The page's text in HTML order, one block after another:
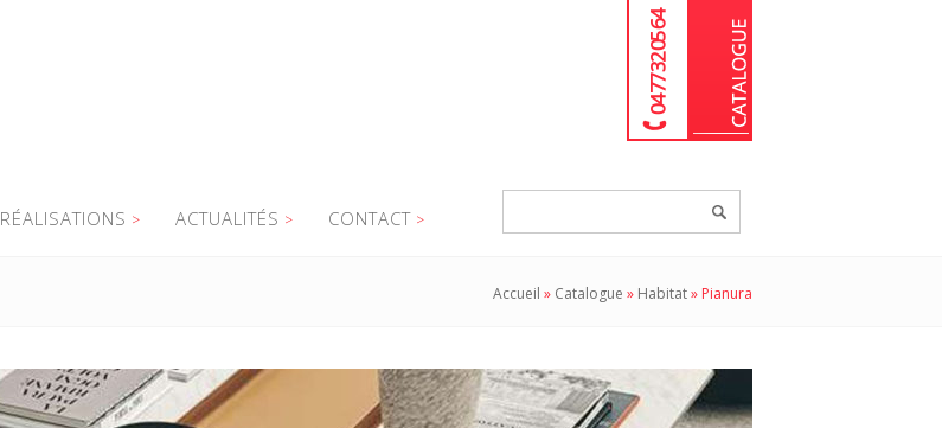
04 77 32 05 64
RÉALISATIONS ACTUALITÉS CONTACT
Accueil » Catalogue » Habitat» Pianura